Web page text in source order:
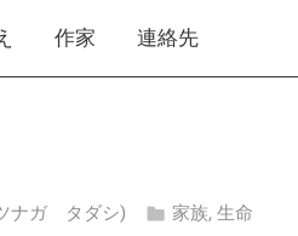
作家 連絡先
ナガ タダシ) 家族, 生命